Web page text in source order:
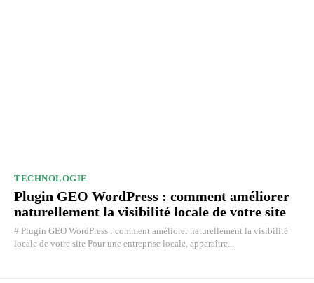
TECHNOLOGIE
Plugin GEO WordPress : comment améliorer
naturellement la visibilité locale de votre site
# Plugin GEO WordPress : comment améliorer naturellement la visibilité
locale de votre site Pour une entreprise locale, apparaître...